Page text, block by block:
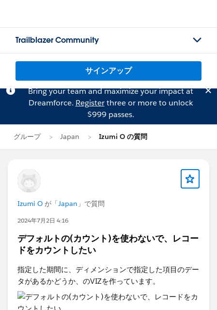
Trailblazer Community
サインアップ
Bring your team and maximize your impact at
Dreamforce. Registerthree or more to unlock
$999 passes.
グループ Japan Izumi O の質問
Izumi O が「Japan 」で質問
2024年7月2日 4:16
デフォルトの(カウント)を使わないで、レコー
ドをカウントしたい
指定した期間に、ディメンションで指定した項目のデー
タがあるかどうか、のVIZを作っています。